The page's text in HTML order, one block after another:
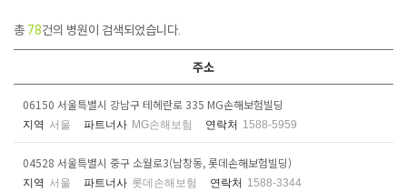
총 78건의 병원이 검색되었습니다.
주소
06150 서울특별시 강남구 테헤란로 335 MG손해보험빌딩
지역 서울 파트너사 MG손해보험 연락처 1588-5959
04528 서울특별시 중구 소월로3(남창동, 롯데손해보험빌딩)
지역 서울 파트너사 롯데손해보험 연락처 1588-3344